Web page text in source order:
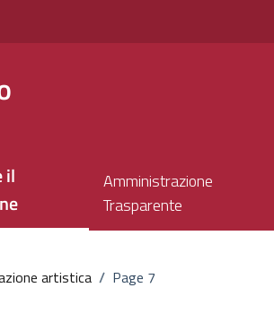
il
Amministrazione
Trasparente
artistica / Page 7